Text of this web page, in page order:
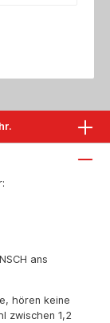
ans
hören keine
zwischen 1,2